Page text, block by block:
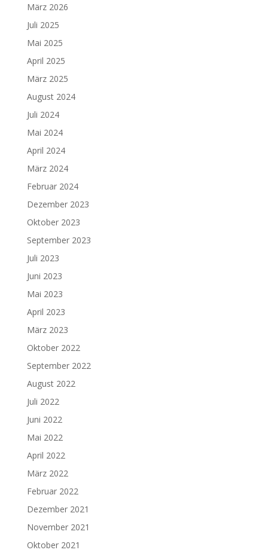
März 2026
Juli 2025
Mai 2025
April 2025
März 2025
August 2024
Juli 2024
Mai 2024
April 2024
März 2024
Februar 2024
Dezember 2023
Oktober 2023
September 2023
Juli 2023
Juni 2023
Mai 2023
April 2023
März 2023
Oktober 2022
September 2022
August 2022
Juli 2022
Juni 2022
Mai 2022
April 2022
März 2022
Februar 2022
Dezember 2021
November 2021
Oktober 2021